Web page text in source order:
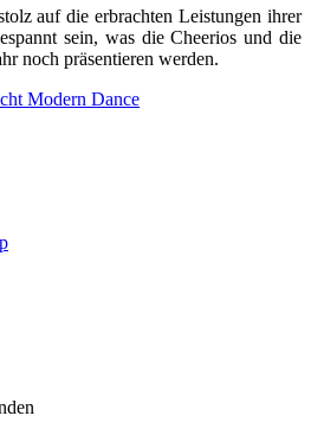
auf die erbrachten Leistungen ihrer
sein, was die Cheerios und die
noch präsentieren werden.
Modern Dance